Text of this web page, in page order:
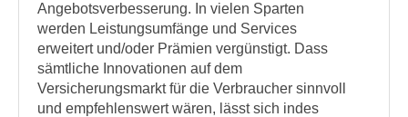
Angebotsverbesserung. In vielen Sparten
werden Leistungsumfänge und Services
erweitert und/oder Prämien vergünstigt. Dass
sämtliche Innovationen auf dem
Versicherungsmarkt für die Verbraucher sinnvoll
und empfehlenswert wären, lässt sich indes